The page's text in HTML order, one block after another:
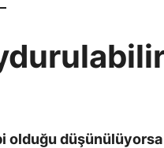
olduğu düşünülüyorsa